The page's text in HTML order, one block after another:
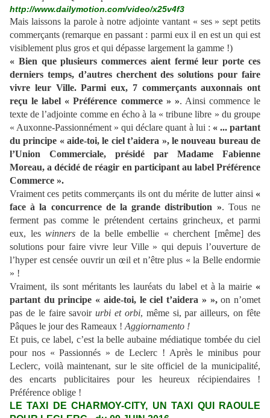
http://www.dailymotion.com/video/x25v4f3
Mais laissons la parole à notre adjointe vantant « ses » sept petits
commerçants (remarque en passant : parmi eux il en est un qui est
visiblement plus gros et qui dépasse largement la gamme !)
« Bien que plusieurs commerces aient fermé leur porte ces
derniers temps, d’autres cherchent des solutions pour faire
vivre leur Ville. Parmi eux, 7 commerçants auxonnais ont
reçu le label « Préférence commerce » ». Ainsi commence le
texte de l’adjointe comme en écho à la « tribune libre » du groupe
« Auxonne-Passionnément » qui déclare quant à lui : « ... partant
du principe « aide-toi, le ciel t’aidera », le nouveau bureau de
l’Union Commerciale, présidé par Madame Fabienne
Moreau, a décidé de réagir en participant au label Préférence
Commerce ».
Vraiment ces petits commerçants ils ont du mérite de lutter ainsi «
face à la concurrence de la grande distribution ». Tous ne
ferment pas comme le prétendent certains grincheux, et parmi
eux, les winners de la belle embellie « cherchent [même] des
solutions pour faire vivre leur Ville » qui depuis l’ouverture de
l’hyper est censée ouvrir un œil et n’être plus « la Belle endormie
» !
Vraiment, ils sont méritants les lauréats du label et à la mairie «
partant du principe « aide-toi, le ciel t’aidera » »,on n’omet
pas de le faire savoirurbi et orbi, même si, par ailleurs, on fête
Pâques le jour des Rameaux ! Aggiornamento !
Et puis, ce label, c’est la belle aubaine médiatique tombée du ciel
pour nos « Passionnés » de Leclerc ! Après le minibus pour
Leclerc, voilà maintenant, sur le site officiel de la municipalité,
des encarts publicitaires pour les heureux récipiendaires !
Préférence oblige !
LE TAXI DE CHARMOY-CITY, UN TAXI QUI RAOULE